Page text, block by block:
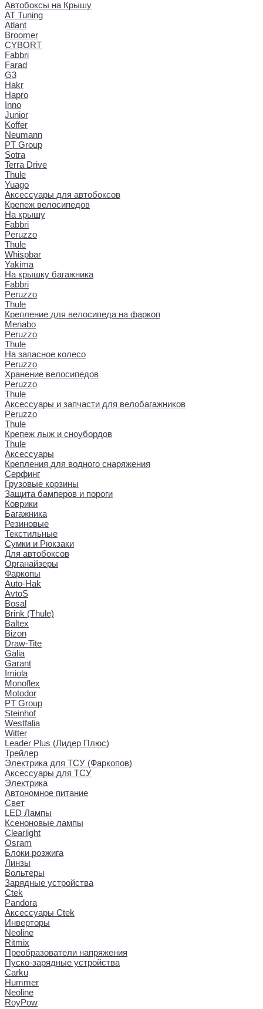
Автобоксы на Крышу
AT Tuning
Atlant
Broomer
CYBORT
Fabbri
Farad
G3
Hakr
Hapro
Inno
Junior
Koffer
Neumann
PT Group
Sotra
Terra Drive
Thule
Yuago
Аксессуары для автобоксов
Крепеж велосипедов
На крышу
Fabbri
Peruzzo
Thule
Whispbar
Yakima
На крышку багажника
Fabbri
Peruzzo
Thule
Крепление для велосипеда на фаркоп
Menabo
Peruzzo
Thule
На запасное колесо
Peruzzo
Хранение велосипедов
Peruzzo
Thule
Аксессуары и запчасти для велобагажников
Peruzzo
Thule
Крепеж лыж и сноубордов
Thule
Аксессуары
Крепления для водного снаряжения
Серфинг
Грузовые корзины
Защита бамперов и пороги
Коврики
Багажника
Резиновые
Текстильные
Сумки и Рюкзаки
Для автобоксов
Органайзеры
Фаркопы
Auto-Hak
AvtoS
Bosal
Brink (Thule)
Baltex
Bizon
Draw-Tite
Galia
Garant
Imiola
Monoflex
Motodor
PT Group
Steinhof
Westfalia
Witter
Leader Plus (Лидер Плюс)
Трейлер
Электрика для ТСУ (Фаркопов)
Аксессуары для ТСУ
Электрика
Автономное питание
Свет
LED Лампы
Ксеноновые лампы
Clearlight
Osram
Блоки розжига
Линзы
Вольтеры
Зарядные устройства
Ctek
Pandora
Аксессуары Ctek
Инверторы
Neoline
Ritmix
Преобразователи напряжения
Пуско-зарядные устройства
Carku
Hummer
Neoline
RoyPow